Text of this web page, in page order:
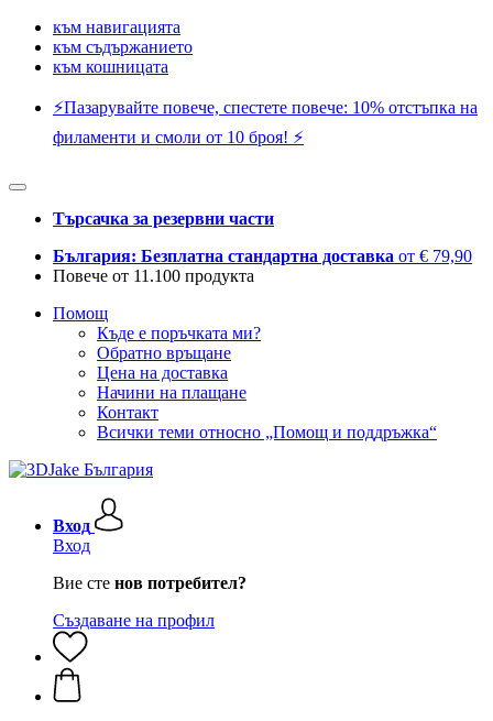
към навигацията
към съдържанието
към кошницата
⚡️Пазарувайте повече, спестете повече: 10% отстъпка на
филаменти и смоли от 10 броя! ⚡️
Търсачка за резервни части
България: Безплатна стандартна доставка от € 79,90
Повече от 11.100 продукта
Помощ
Къде е поръчката ми?
Обратно връщане
Цена на доставка
Начини на плащане
Контакт
Всички теми относно „Помощ и поддръжка“
Вход
Вход
Вие сте нов потребител?
Създаване на профил